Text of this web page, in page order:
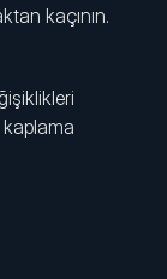
kaçının.